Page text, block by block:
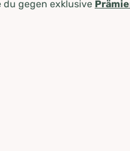
gegen exklusive